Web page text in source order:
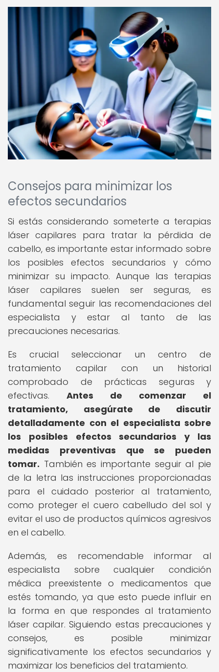
Consejos para minimizar los
efectos secundarios
Si estás considerando someterte a terapias
láser capilares para tratar la pérdida de
cabello, es importante estar informado sobre
los posibles efectos secundarios y cómo
minimizar su impacto. Aunque las terapias
láser capilares suelen ser seguras, es
fundamental seguir las recomendaciones del
especialista y estar al tanto de las
precauciones necesarias.
Es crucial seleccionar un centro de
tratamiento capilar con un historial
comprobado de prácticas seguras y
efectivas. Antes de comenzar el
tratamiento, asegúrate de discutir
detalladamente con el especialista sobre
los posibles efectos secundarios y las
medidas preventivas que se pueden
tomar. También es importante seguir al pie
de la letra las instrucciones proporcionadas
para el cuidado posterior al tratamiento,
como proteger el cuero cabelludo del sol y
evitar el uso de productos químicos agresivos
en el cabello.
Además, es recomendable informar al
especialista sobre cualquier condición
médica preexistente o medicamentos que
estés tomando, ya que esto puede influir en
la forma en que respondes al tratamiento
láser capilar. Siguiendo estas precauciones y
consejos, es posible minimizar
significativamente los efectos secundarios y
maximizar los beneficios del tratamiento.